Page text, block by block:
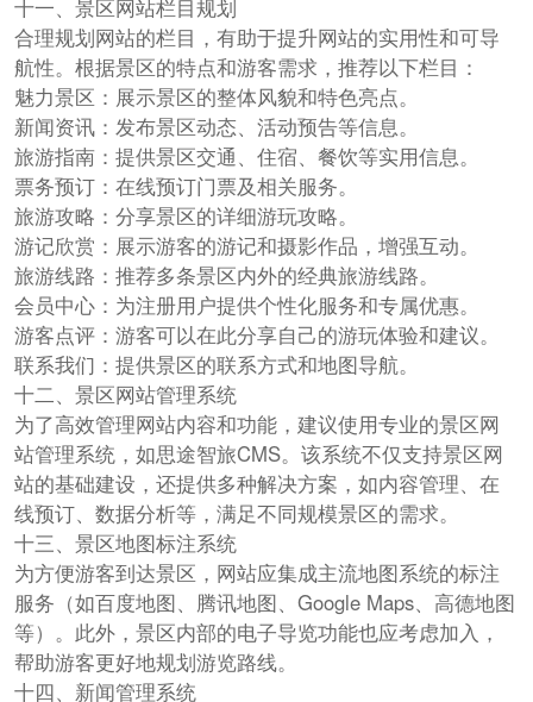
十一、景区网站栏目规划
合理规划网站的栏目，有助于提升网站的实用性和可导
航性。根据景区的特点和游客需求，推荐以下栏目：
魅力景区：展示景区的整体风貌和特色亮点。
新闻资讯：发布景区动态、活动预告等信息。
旅游指南：提供景区交通、住宿、餐饮等实用信息。
票务预订：在线预订门票及相关服务。
旅游攻略：分享景区的详细游玩攻略。
游记欣赏：展示游客的游记和摄影作品，增强互动。
旅游线路：推荐多条景区内外的经典旅游线路。
会员中心：为注册用户提供个性化服务和专属优惠。
游客点评：游客可以在此分享自己的游玩体验和建议。
联系我们：提供景区的联系方式和地图导航。
十二、景区网站管理系统
为了高效管理网站内容和功能，建议使用专业的景区网
站管理系统，如思途智旅CMS。该系统不仅支持景区网
站的基础建设，还提供多种解决方案，如内容管理、在
线预订、数据分析等，满足不同规模景区的需求。
十三、景区地图标注系统
为方便游客到达景区，网站应集成主流地图系统的标注
服务（如百度地图、腾讯地图、Google Maps、高德地图
等）。此外，景区内部的电子导览功能也应考虑加入，
帮助游客更好地规划游览路线。
十四、新闻管理系统